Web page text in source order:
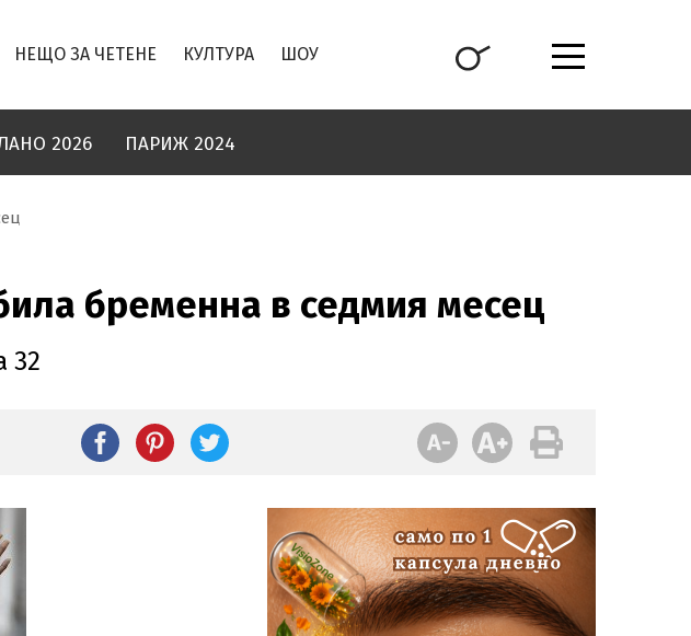
НЕЩО ЗА ЧЕТЕНЕ КУЛТУРА ШОУ
2026 ПАРИЖ 2024
бременна в седмия месец
32